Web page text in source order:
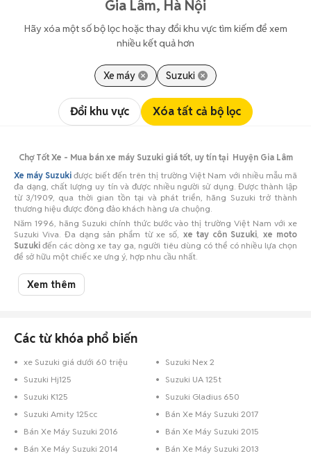
Gia Lâm, Hà Nội
Hãy xóa một số bộ lọc hoặc thay đổi khu vực tìm kiếm để xem
nhiều kết quả hơn
Xe máy Suzuki
Đổi khu vực Xóa tất cả bộ lọc
Chợ Tốt Xe - Mua bán xe máy Suzuki giá tốt, uy tín tại Huyện Gia Lâm
Xe máy Suzuki được biết đến trên thị trường Việt Nam với nhiều mẫu mã
đa dạng, chất lượng uy tín và được nhiều người sử dụng. Được thành lập
từ 3/1909, qua thời gian tồn tại và phát triển, hãng Suzuki trở thành
thương hiệu được đông đảo khách hàng ưa chuộng.
Năm 1996, hãng Suzuki chính thức bước vào thị trường Việt Nam với xe
Suzuki Viva. Đa dạng sản phẩm từ xe số, xe tay côn Suzuki, xe moto
Suzuki đến các dòng xe tay ga, người tiêu dùng có thể có nhiều lựa chọn
để sở hữu một chiếc xe ưng ý, hợp nhu cầu nhất.
Bạn đang có nhu cầu tìm
tốt, chất lượng tại Huyện Gia Lâm,
thỏa sức lựa chọn với hàng ngàn tin đăng đa dạng về mẫu xe, với đầy đủ
chụp ảnh chiếc xe của bạn và đăng tin bán trên
xe máy Suzukicủa bạn sẽ tiếp cận với người mua đang tìm kiếm, quá
Chúc bạn có những trải nghiệm
mua bán xe máy Suzuki
Chợ Tốt Xe!
Xem thêm
Các từ khóa phổ biến
xe Suzuki giá dưới 60 triệu
Suzuki Nex 2
Suzuki Hj125
Suzuki UA 125t
Suzuki K125
Suzuki Gladius 650
Suzuki Amity 125cc
Bán Xe Máy Suzuki 2017
Bán Xe Máy Suzuki 2016
Bán Xe Máy Suzuki 2015
Bán Xe Máy Suzuki 2014
Bán Xe Máy Suzuki 2013